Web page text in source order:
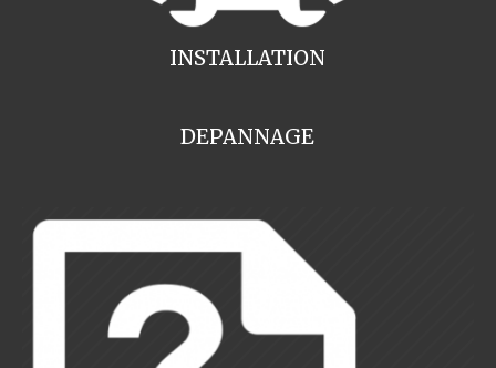
INSTALLATION
DEPANNAGE